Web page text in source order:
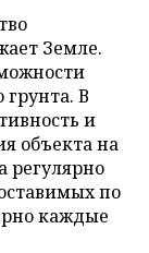
Земле.
В
и
объекта на
регулярно
по
каждые